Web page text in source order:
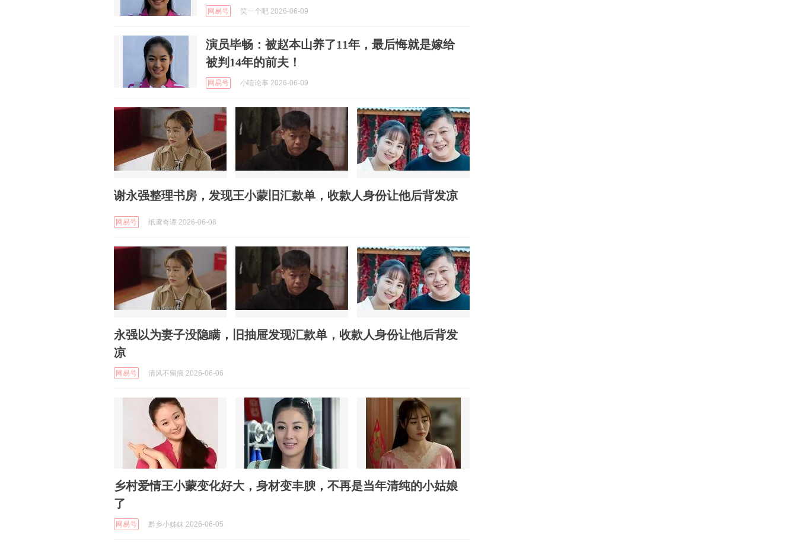
网易号 笑一个吧 2026-06-09
演员毕畅：被赵本山养了11年，最后悔就是嫁给
被判14年的前夫！
网易号 小噎论事 2026-06-09
谢永强整理书房，发现王小蒙旧汇款单，收款人身份让他后背发凉
网易号 纸鸢奇谭 2026-06-08
永强以为妻子没隐瞒，旧抽屉发现汇款单，收款人身份让他后背发
凉
网易号 清风不留痕 2026-06-06
乡村爱情王小蒙变化好大，身材变丰腴，不再是当年清纯的小姑娘
了
网易号 黔乡小姊妹 2026-06-05